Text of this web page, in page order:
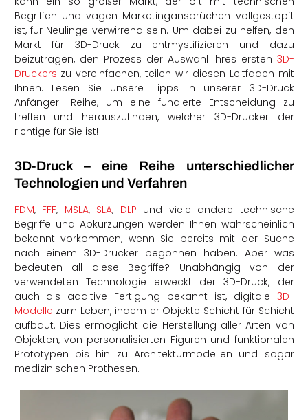
Begriffen und vagen Marketingansprüchen vollgestopft
ist, für Neulinge verwirrend sein. Um dabei zu helfen, den
Markt für 3D-Druck zu entmystifizieren und dazu
beizutragen, den Prozess der Auswahl Ihres ersten 3D-
Druckers zu vereinfachen, teilen wir diesen Leitfaden mit
Ihnen. Lesen Sie unsere Tipps in unserer 3D-Druck
Anfänger- Reihe, um eine fundierte Entscheidung zu
treffen und herauszufinden, welcher 3D-Drucker der
richtige für Sie ist!
3D-Druck – eine Reihe unterschiedlicher
Technologien und Verfahren
FDM, FFF, MSLA, SLA, DLP und viele andere technische
Begriffe und Abkürzungen werden Ihnen wahrscheinlich
bekannt vorkommen, wenn Sie bereits mit der Suche
nach einem 3D-Drucker begonnen haben. Aber was
bedeuten all diese Begriffe? Unabhängig von der
verwendeten Technologie erweckt der 3D-Druck, der
auch als additive Fertigung bekannt ist, digitale 3D-
Modelle zum Leben, indem er Objekte Schicht für Schicht
aufbaut. Dies ermöglicht die Herstellung aller Arten von
Objekten, von personalisierten Figuren und funktionalen
Prototypen bis hin zu Architekturmodellen und sogar
medizinischen Prothesen.